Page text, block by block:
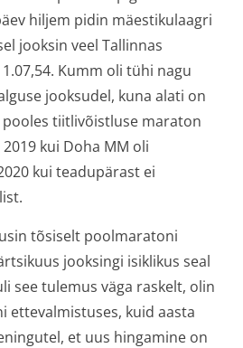
hiljem pidin mäestikulaagri
jooksin veel Tallinnas
Kumm oli tühi nagu
jooksudel, kuna alati on
pooles tiitlivõistluse maraton
kui Doha MM oli
kui teadupärast ei
tõsiselt poolmaratoni
jooksingi isiklikus seal
see tulemus väga raskelt, olin
ettevalmistuses, kuid aasta
et uus hingamine on